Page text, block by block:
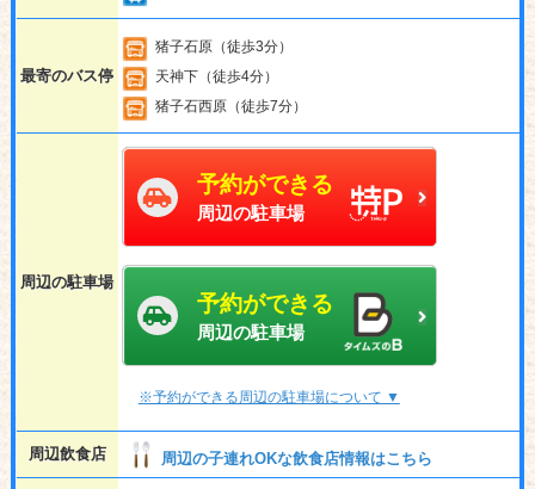
最寄のバス停
猪子石原（徒歩3分）
天神下（徒歩4分）
猪子石西原（徒歩7分）
周辺の駐車場
予約ができる
周辺の駐車場
予約ができる
周辺の駐車場
※予約ができる周辺の駐車場について ▼
周辺飲食店 周辺の子連れOKな飲食店情報はこちら